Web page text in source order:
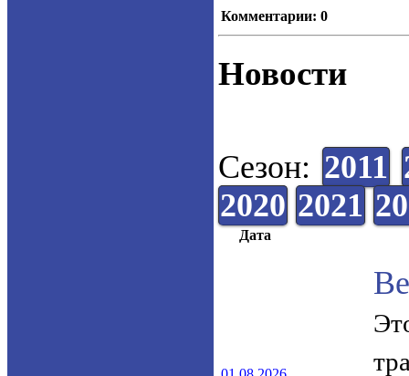
Комментарии: 0
Новости
Сезон: 2011
2020 2021
Дата